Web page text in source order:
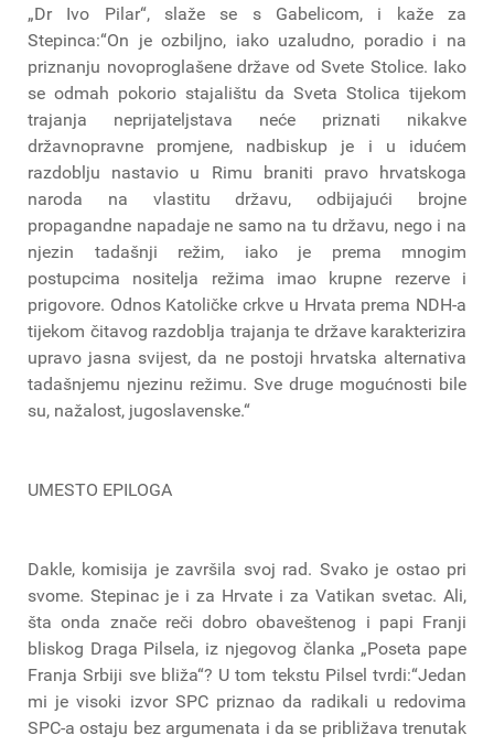
„Dr Ivo Pilar“, slaže se s Gabelicom, i kaže za
Stepinca:“On je ozbiljno, iako uzaludno, poradio i na
priznanju novoproglašene države od Svete Stolice. Iako
se odmah pokorio stajalištu da Sveta Stolica tijekom
trajanja neprijateljstava neće priznati nikakve
državnopravne promjene, nadbiskup je i u idućem
razdoblju nastavio u Rimu braniti pravo hrvatskoga
naroda na vlastitu državu, odbijajući brojne
propagandne napadaje ne samo na tu državu, nego i na
njezin tadašnji režim, iako je prema mnogim
postupcima nositelja režima imao krupne rezerve i
prigovore. Odnos Katoličke crkve u Hrvata prema NDH-a
tijekom čitavog razdoblja trajanja te države karakterizira
upravo jasna svijest, da ne postoji hrvatska alternativa
tadašnjemu njezinu režimu. Sve druge mogućnosti bile
su, nažalost, jugoslavenske.“
UMESTO EPILOGA
Dakle, komisija je završila svoj rad. Svako je ostao pri
svome. Stepinac je i za Hrvate i za Vatikan svetac. Ali,
šta onda znače reči dobro obaveštenog i papi Franji
bliskog Draga Pilsela, iz njegovog članka „Poseta pape
Franja Srbiji sve bliža“? U tom tekstu Pilsel tvrdi:“Jedan
mi je visoki izvor SPC priznao da radikali u redovima
SPC-a ostaju bez argumenata i da se približava trenutak